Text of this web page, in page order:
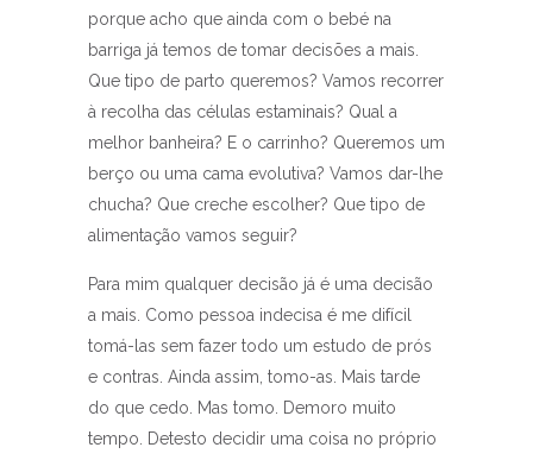
porque acho que ainda com o bebé na
barriga já temos de tomar decisões a mais.
Que tipo de parto queremos? Vamos recorrer
à recolha das células estaminais? Qual a
melhor banheira? E o carrinho? Queremos um
berço ou uma cama evolutiva? Vamos dar-lhe
chucha? Que creche escolher? Que tipo de
alimentação vamos seguir?
Para mim qualquer decisão já é uma decisão
a mais. Como pessoa indecisa é me difícil
tomá-las sem fazer todo um estudo de prós
e contras. Ainda assim, tomo-as. Mais tarde
do que cedo. Mas tomo. Demoro muito
tempo. Detesto decidir uma coisa no próprio